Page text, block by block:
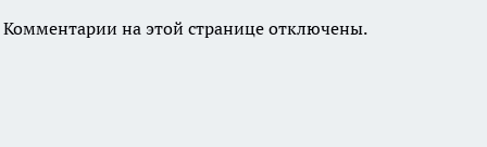
Комментарии на этой странице отключены.